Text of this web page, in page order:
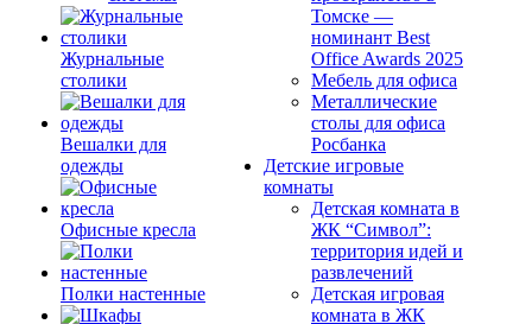
Журнальные
столики
Вешалки для
одежды
Офисные кресла
Полки настенные
Томске —
номинант Best
Office Awards 2025
Мебель для офиса
Металлические
столы для офиса
Росбанка
Детские игровые
комнаты
Детская комната в
ЖК “Символ”:
территория идей и
развлечений
Детская игровая
комната в ЖК